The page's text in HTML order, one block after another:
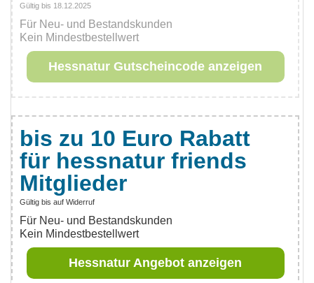
Gültig bis 18.12.2025
Für Neu- und Bestandskunden
Kein Mindestbestellwert
Hessnatur Gutscheincode anzeigen
bis zu 10 Euro Rabatt
für hessnatur friends
Mitglieder
Gültig bis auf Widerruf
Für Neu- und Bestandskunden
Kein Mindestbestellwert
Hessnatur Angebot anzeigen